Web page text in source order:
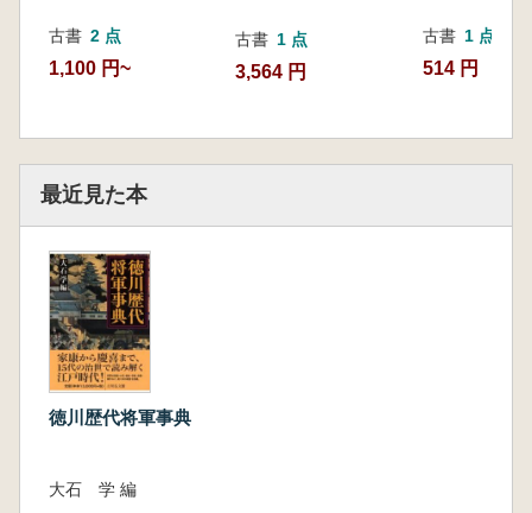
古書 2 点
1,100 円~
古書 1 点
3,564 円
古書 1 点
514 円
最近見た本
徳川歴代将軍事典
大石 学 編